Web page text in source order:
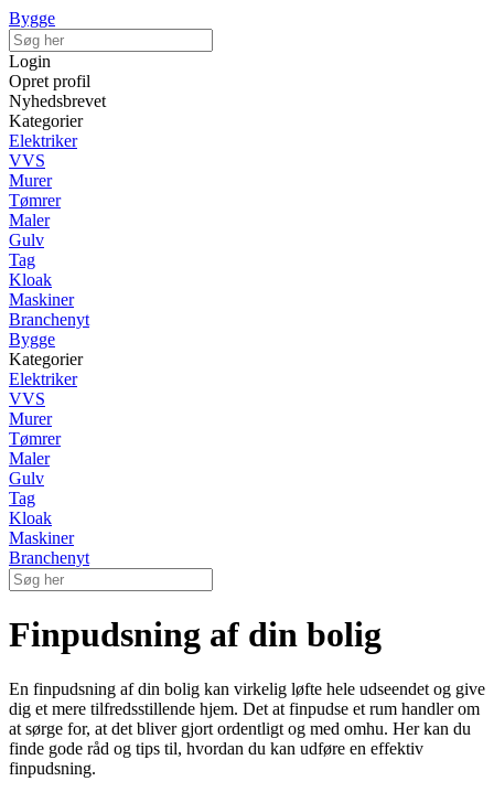
Bygge
Login
Opret profil
Nyhedsbrevet
Kategorier
Elektriker
VVS
Murer
Tømrer
Maler
Gulv
Tag
Kloak
Maskiner
Branchenyt
Bygge
Kategorier
Elektriker
VVS
Murer
Tømrer
Maler
Gulv
Tag
Kloak
Maskiner
Branchenyt
Finpudsning af din bolig
En finpudsning af din bolig kan virkelig løfte hele udseendet og give
dig et mere tilfredsstillende hjem. Det at finpudse et rum handler om
at sørge for, at det bliver gjort ordentligt og med omhu. Her kan du
finde gode råd og tips til, hvordan du kan udføre en effektiv
finpudsning.